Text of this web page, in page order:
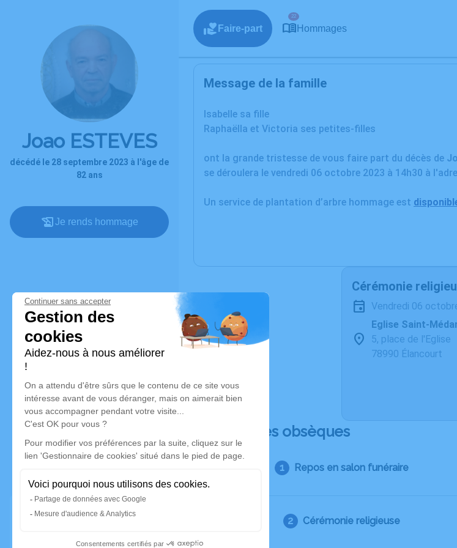
Joao ESTEVES
décédé le 28 septembre 2023 à l'âge de
82 ans
Je rends hommage
Faire-part
22
Hommages
Message de la famille
Isabelle sa fille
Raphaëlla et Victoria ses petites-filles
ont la grande tristesse de vous faire part du décès de
se déroulera le vendredi 06 octobre 2023 à 14h30 à
Un service de plantation d’arbre hommage est
Cérémonie
vendredi 06
Eglise Saint-
5, place de l'Eglise
78990 Élancourt
Déroulé des obsèques
Repos en salon funéraire
Cérémonie religieuse